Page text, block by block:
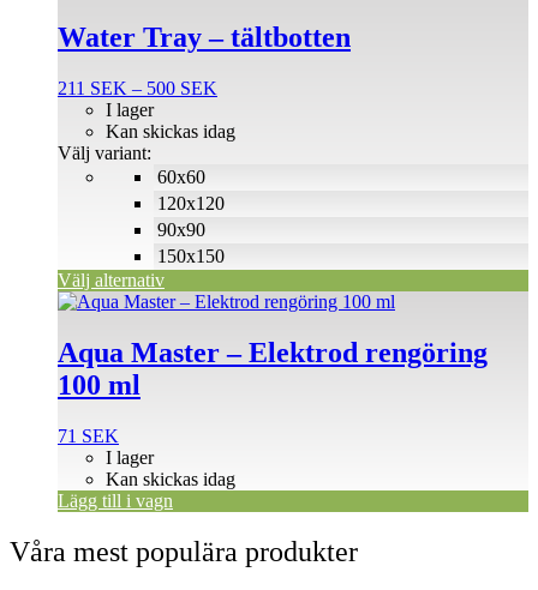
Water Tray – tältbotten
211 SEK – 500 SEK
till
60x60
120x120
90x90
150x150
I lager
Kan skickas idag
Välj variant:
Välj alternativ
produkten
har
varianter.
olika
alternativen
Aqua Master – Elektrod rengöring
100 ml
71 SEK
I lager
Kan skickas idag
Lägg till i vagn
Våra mest populära produkter